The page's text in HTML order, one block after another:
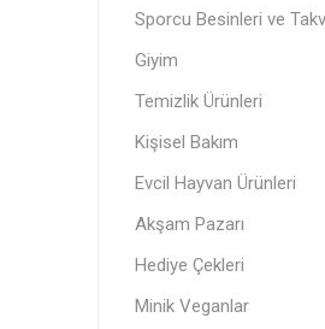
Sporcu Besinleri ve
Giyim
Temizlik Ürünleri
Kişisel Bakım
Evcil Hayvan Ürünleri
Akşam Pazarı
Hediye Çekleri
Minik Veganlar